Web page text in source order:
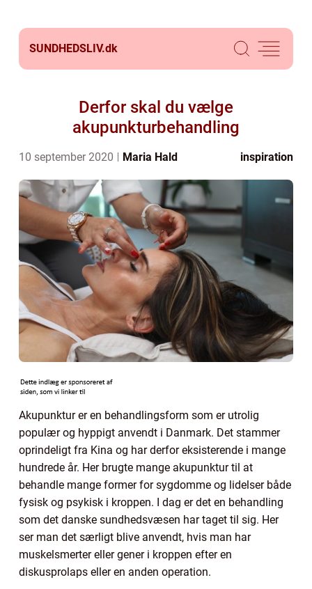
SUNDHEDSLIV.dk
Derfor skal du vælge
akupunkturbehandling
10 september 2020 Maria Hald inspiration
Akupunktur er en behandlingsform som er utrolig
populær og hyppigt anvendt i Danmark. Det stammer
oprindeligt fra Kina og har derfor eksisterende i mange
hundrede år. Her brugte mange akupunktur til at
behandle mange former for sygdomme og lidelser både
fysisk og psykisk i kroppen. I dag er det en behandling
som det danske sundhedsvæsen har taget til sig. Her
ser man det særligt blive anvendt, hvis man har
muskelsmerter eller gener i kroppen efter en
diskusprolaps eller en anden operation.